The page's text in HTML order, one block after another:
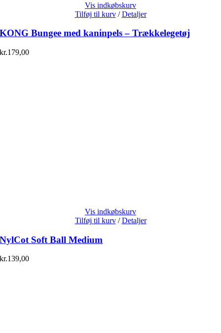
Vis indkøbskurv
Tilføj til kurv / Detaljer
KONG Bungee med kaninpels – Trækkelegetøj
kr.179,00
Vis indkøbskurv
Tilføj til kurv / Detaljer
NylCot Soft Ball Medium
kr.139,00